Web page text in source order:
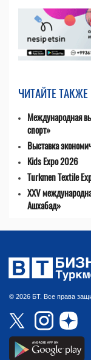
ЧИТАЙТЕ ТАКЖЕ
Международная
спорт»
Выставка
Kids Expo 2026
Turkmen Textile
XXV
Ашхабад»
© 2026 БТ. Все права